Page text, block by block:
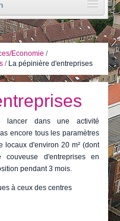
Economie /
/ La pépinière d'entreprises
lancer dans une activité
encore tous les paramètres
locaux d'environ 20 m² (dont
d'entreprises en
pendant 3 mois.
à ceux des centres